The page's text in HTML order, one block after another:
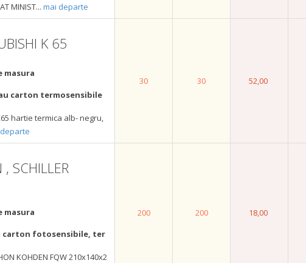
MINIST... mai departe
K 65
masura
carton termosensibile
hartie termica alb- negru,
30 30 52,00
SCHILLER
masura
carton fotosensibile, ter
KOHDEN FQW 210x140x2
200 200 18,00